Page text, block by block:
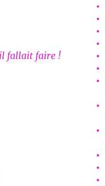
fallait faire !